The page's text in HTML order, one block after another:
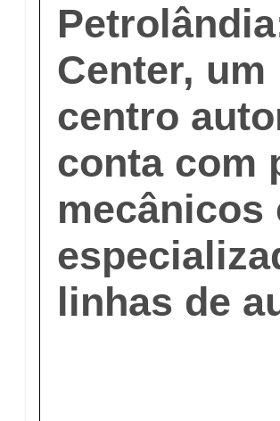
Center,
centro
conta com
mecânicos
linhas de